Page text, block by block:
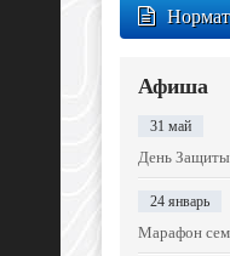
Афиша
31 май
День Защиты
24 январь
Марафон